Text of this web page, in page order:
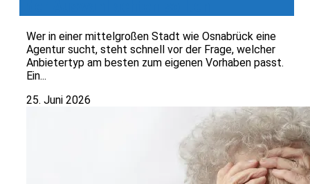
Wer in einer mittelgroßen Stadt wie Osnabrück eine
Agentur sucht, steht schnell vor der Frage, welcher
Anbietertyp am besten zum eigenen Vorhaben passt.
Ein...
25. Juni 2026